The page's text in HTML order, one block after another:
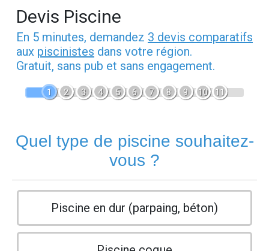
Devis Piscine
En 5 minutes, demandez 3 devis comparatifs
aux piscinistes dans votre région.
Gratuit, sans pub et sans engagement.
1 2 3 4 5 6 7 8 9 10 11
Quel type de piscine souhaitez-
vous ?
Piscine en dur (parpaing, béton)